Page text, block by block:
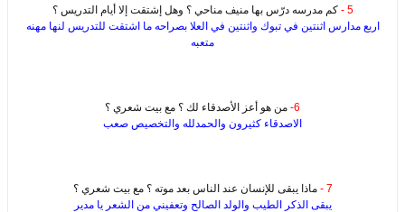
5 -
كم مدرسه درّس بها منيف مناحي ؟ وهل إشتقت إلا أيام التدريس ؟
اربع مدارس اثنتين في تبوك واثنتين في العلا بصراحه ما اشتقت للتدريس لنها مهنه
متعبه
6- من هو أعز الأصدقاء لك ؟ مع بيت شعري ؟
الاصدقاء كثيرون والحمدلله والتخصيص صعب
7 -
ماذا يبقى للإنسان عند الناس بعد موته ؟ مع بيت شعري ؟
يبقى الذكر الطيب والولد الصالح وتعفيني من الشعر يا مدير